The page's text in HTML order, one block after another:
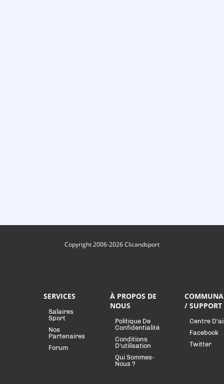
Copyright 2006-2026 Clicandsport
SERVICES
Salaires
Sport
Nos
Partenaires
Forum
À PROPOS DE
NOUS
Politique De
Confidentialité
Conditions
D'utilisation
Qui Sommes-
Nous ?
/ SUPPORT
Centre
Facebook
Twitter